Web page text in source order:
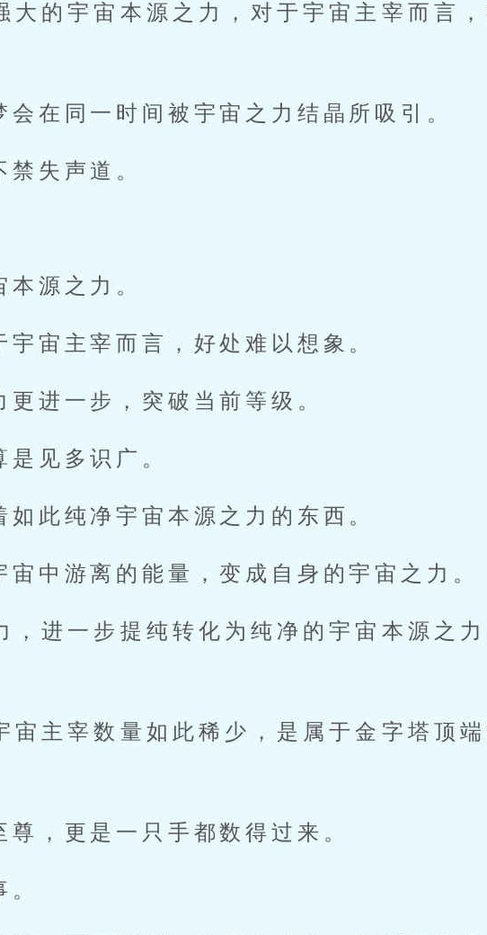
大的宇宙本源之力，对于宇宙主宰而言，
在同一时间被宇宙之力结晶所吸引。
失声道。
源之力。
宙主宰而言，好处难以想象。
进一步，突破当前等级。
见多识广。
此纯净宇宙本源之力的东西。
中游离的能量，变成自身的宇宙之力。
，进一步提纯转化为纯净的宇宙本源之力
宙主宰数量如此稀少，是属于金字塔顶端
，更是一只手都数得过来。